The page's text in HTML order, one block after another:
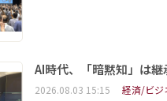
AI時代、「暗黙知」は
2026.08.03 15:15 経済/ビジ